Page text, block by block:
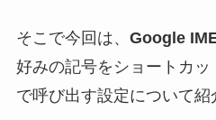
そこで今回は、 Google
好みの記号をショートカッ
で呼び出す設定について紹